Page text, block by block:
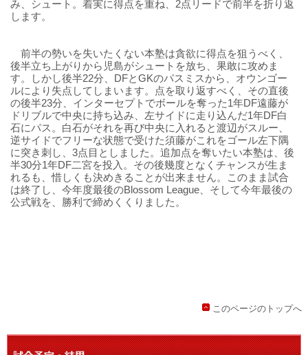
み、シュート。着実に得点を重ね、2点リードで前半を折り返
します。
前半の勢いを失いたくない本塾は貪欲に得点を狙うべく、
後半立ち上がりから児島がシュートを放ち、果敢に攻めま
す。しかし後半22分、DFとGKのパスミスから、 オウンゴー
ルにより失点してしまいます。点を取り返すべく、その直後
の後半23分、 インターセプトでボールを奪った1年DF遠藤が
ドリブルで中央に持ち込み、左サイドに走り込んだ1年DF白
石にパス。白石がそれを再び中央に入れると渡辺がスルー、
逆サイドでフリーな状態で受けた須藤がこれをゴール左下隅
に突き 刺し、3点目としました。追加点を奪いたい本塾は、後
半30分1年DF二宮を投入。 その後幾度となくチャンスが生ま
れるも、惜しくも決めきることが出来ません。このまま試合
は終了し、今年度最後のBlossom League、そして今年最後の
公式戦を、勝利で締めくくりました。
このページのトップへ